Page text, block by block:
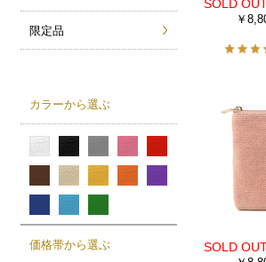
￥
限定品
カラーから選ぶ
価格帯から選ぶ